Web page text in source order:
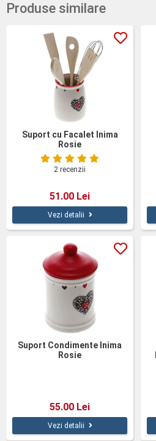
Produse similare
Suport cu Facalet Inima
Rosie
2 recenzii
51.00 Lei
Vezi detalii
Suport Condimente Inima
Rosie
55.00 Lei
Vezi detalii